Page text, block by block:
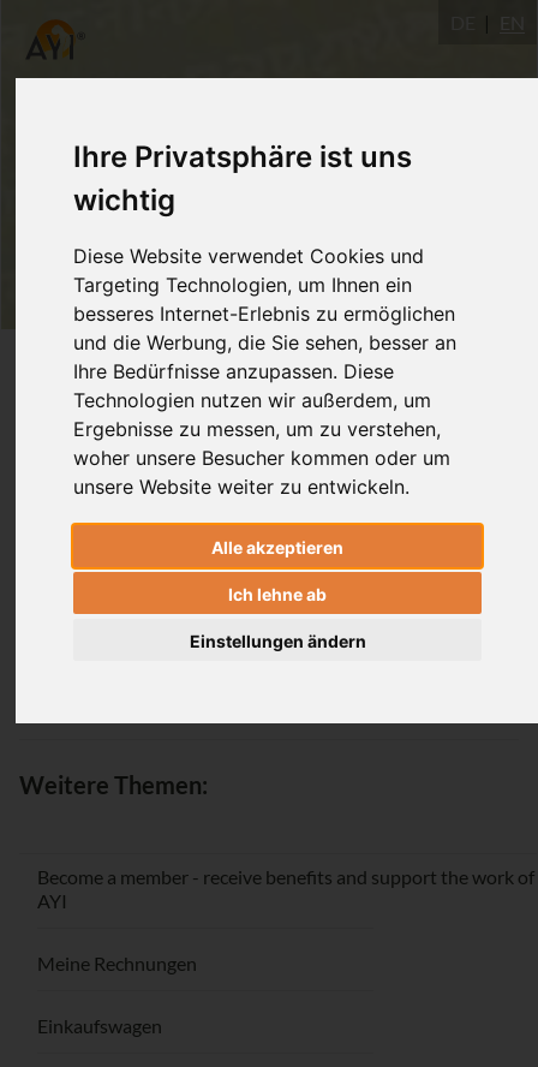
Ihre Privatsphäre ist uns
wichtig
Diese Website verwendet Cookies und
Targeting Technologien, um Ihnen ein
besseres Internet-Erlebnis zu ermöglichen
und die Werbung, die Sie sehen, besser an
Ihre Bedürfnisse anzupassen. Diese
Technologien nutzen wir außerdem, um
Ergebnisse zu messen, um zu verstehen,
woher unsere Besucher kommen oder um
unsere Website weiter zu entwickeln.
Alle akzeptieren
Ich lehne ab
Einstellungen ändern
Login
Passwort vergessen / Registrieren
Weitere Themen:
Become a member - receive benefits and support the work of
AYI
Meine Rechnungen
Einkaufswagen